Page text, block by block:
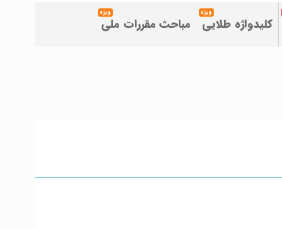
کلیدواژه طلایی مباحث مقررات ملی